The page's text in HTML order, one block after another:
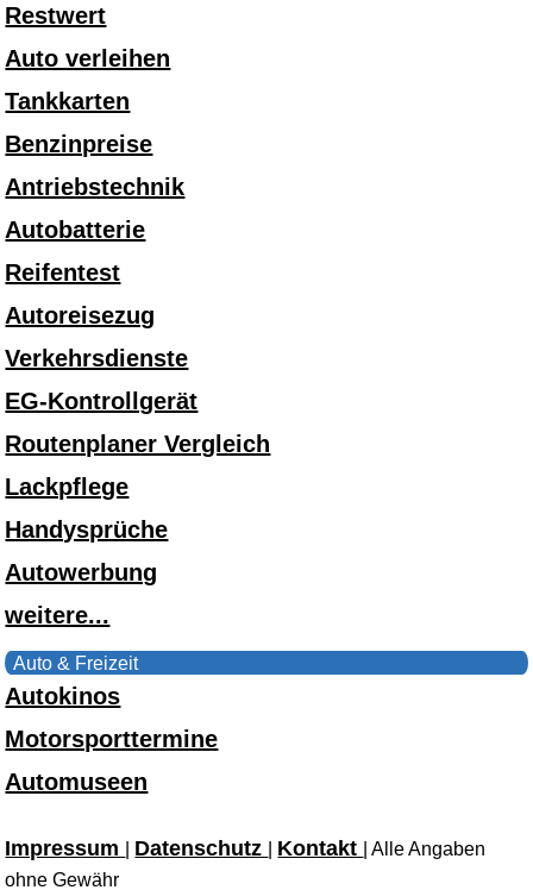
Restwert
Auto verleihen
Tankkarten
Benzinpreise
Antriebstechnik
Autobatterie
Reifentest
Autoreisezug
Verkehrsdienste
EG-Kontrollgerät
Routenplaner Vergleich
Lackpflege
Handysprüche
Autowerbung
weitere...
Auto & Freizeit
Autokinos
Motorsporttermine
Automuseen
Impressum Datenschutz Kontakt
| Alle Angaben
ohne Gewähr